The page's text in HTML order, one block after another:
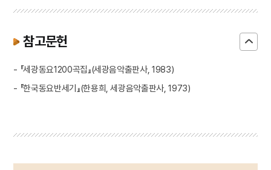
참고문헌
- 『세광동요1200곡집』(세광음악출판사, 1983)
- 『한국동요반세기』(한용희, 세광음악출판사, 1973)